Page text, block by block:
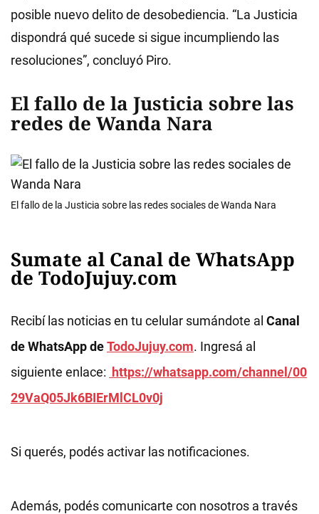
posible nuevo delito de desobediencia. “La Justicia
dispondrá qué sucede si sigue incumpliendo las
resoluciones”, concluyó Piro.
El fallo de la Justicia sobre las
redes de Wanda Nara
El fallo de la Justicia sobre las redes sociales de Wanda Nara
Sumate al Canal de WhatsApp
de TodoJujuy.com
Recibí las noticias en tu celular sumándote al Canal
de WhatsApp deTodoJujuy.com. Ingresá al
siguiente enlace: https://whatsapp.com/channel/00
29VaQ05Jk6BIErMlCL0v0j
Si querés, podés activar las notificaciones.
Además, podés comunicarte con nosotros a través